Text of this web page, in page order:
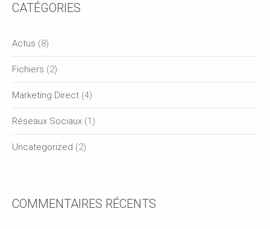
CATÉGORIES
Actus (8)
Fichiers (2)
Marketing Direct (4)
Réseaux Sociaux (1)
Uncategorized (2)
COMMENTAIRES RÉCENTS